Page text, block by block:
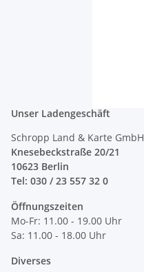
Unser Ladengeschäft
Schropp Land & Karte GmbH
Knesebeckstraße 20/21
10623 Berlin
Tel: 030 / 23 557 32 0
Öffnungszeiten
Mo-Fr: 11.00 - 19.00 Uhr
Sa: 11.00 - 18.00 Uhr
Diverses